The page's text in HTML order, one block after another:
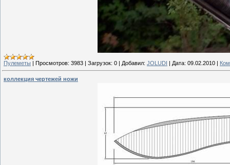
Пулеметы | Просмотров: 3983 | Загрузок: 0 | Добавил: JOLUDI | Дата: 09.02.2010 |
коллекция чертежей ножи